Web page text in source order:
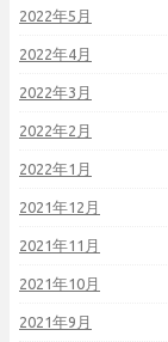
2022年5月
2022年4月
2022年3月
2022年2月
2022年1月
2021年12月
2021年11月
2021年10月
2021年9月